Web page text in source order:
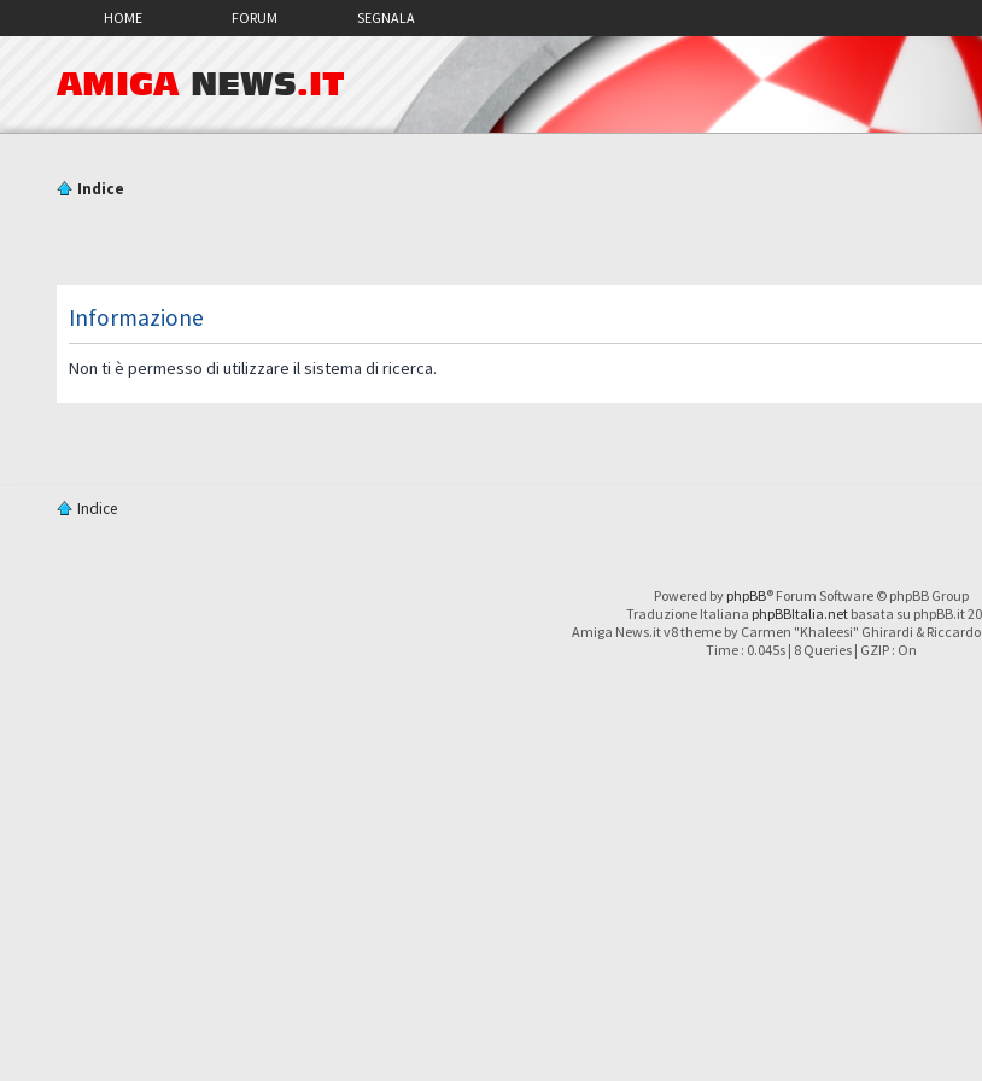
HOME FORUM SEGNALA
AMIGA NEWS.IT
Indice
Informazione
Non ti è permesso di utilizzare il sistema di ricerca.
Indice
Powered by phpBB® Forum Software © phpBB Group
Traduzione Italiana phpBBItalia.netbasata su phpBB.it
Amiga News.it v8 theme by Carmen "Khaleesi" Ghirardi &
Time : 0.045s | 8 Queries | GZIP : On